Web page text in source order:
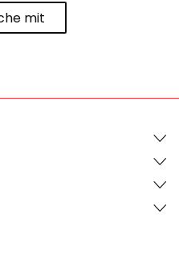
mit